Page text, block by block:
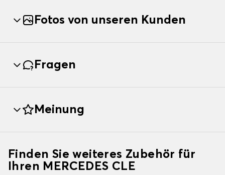
Fotos von unseren Kunden
Fragen
Meinung
Finden Sie weiteres Zubehör für
Ihren MERCEDES CLE